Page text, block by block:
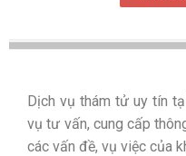
Dịch vụ thám tử uy tín
vụ tư vấn, cung cấp
các vấn đề, vụ việc của